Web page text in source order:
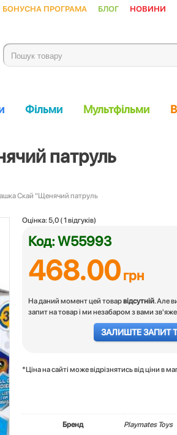
Бонусна програма Блог Новини
Фільми Мультфільми
патруль
Скай "Щенячий патруль
Оцінка: 5,0 (1 відгуків)
Код: W55993
468.00грн
На даний момент цей товарвідсутній. Але
запит на товар і ми незабаром з вами
ЗАЛИШТЕ ЗАПИТ
*Ціна на сайті може відрізнятись від ціни в
Бренд Playmates Toys